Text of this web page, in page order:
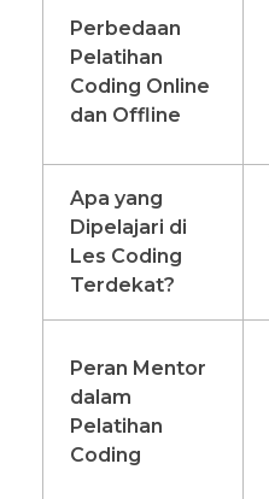
Perbedaan
Pelatihan
Coding Online
dan Offline
Apa yang
Dipelajari di
Les Coding
Terdekat?
Peran Mentor
dalam
Pelatihan
Coding